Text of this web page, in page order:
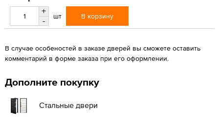
+
-
шт В корзину
В случае особеностей в заказе дверей вы сможете оставить
комментарий в форме заказа при его оформлении.
Дополните покупку
Стальные двери